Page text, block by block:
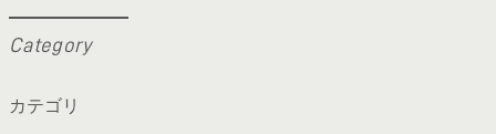
Category
カテゴリ